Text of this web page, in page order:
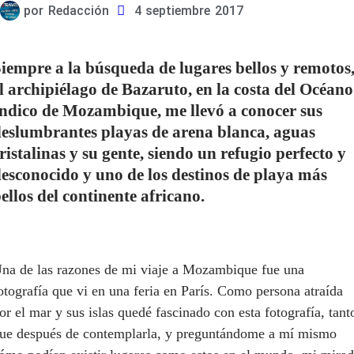
por Redacción 4 septiembre 2017
a la búsqueda de lugares bellos y remotos,
archipiélago de Bazaruto, en la costa del Océano
de Mozambique, me llevó a conocer sus
playas de arena blanca, aguas
y su gente, siendo un refugio perfecto y
y uno de los destinos de playa más
del continente africano.
de las razones de mi viaje a Mozambique fue una
que vi en una feria en París. Como persona atraída
el mar y sus islas quedé fascinado con esta fotografía,
después de contemplarla, y preguntándome a mí mismo